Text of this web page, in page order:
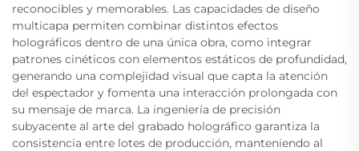
reconocibles y memorables. Las capacidades de diseño
multicapa permiten combinar distintos efectos
holográficos dentro de una única obra, como integrar
patrones cinéticos con elementos estáticos de profundidad,
generando una complejidad visual que capta la atención
del espectador y fomenta una interacción prolongada con
su mensaje de marca. La ingeniería de precisión
subyacente al arte del grabado holográfico garantiza la
consistencia entre lotes de producción, manteniendo al